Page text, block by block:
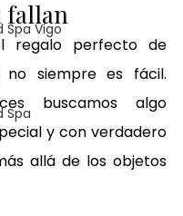
Spa Vigo
Spa
fallan
regalo perfecto de
no siempre es fácil.
buscamos algo
y con verdadero
allá de los objetos